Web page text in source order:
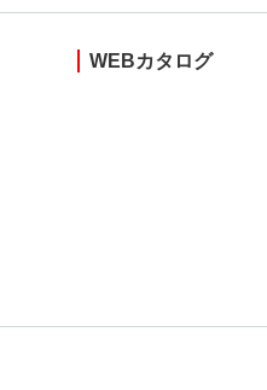
WEBカタログ